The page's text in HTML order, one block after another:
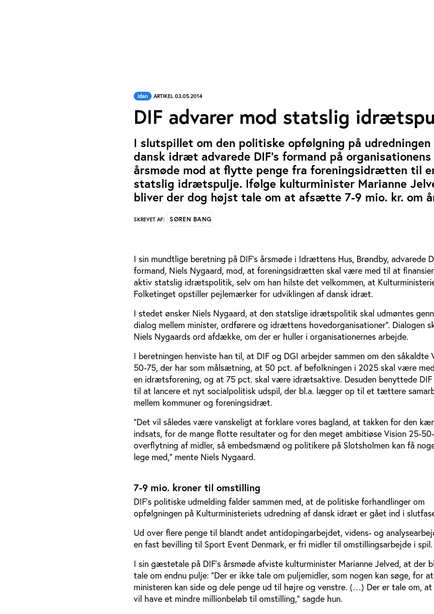
Idan ARTIKEL 03.05.2014
DIF advarer mod statslig
I slutspillet om den politiske opfølgning på
dansk idræt advarede DIF’s formand på organisationens
årsmøde mod at flytte penge fra foreningsidrætten til
statslig idrætspulje. Ifølge kulturminister Marianne
bliver der dog højst tale om at afsætte 7-9 mio. kr. om
SKREVET AF: SØREN BANG
I sin mundtlige beretning på DIF’s årsmøde i Idrættens Hus, Brøndby, advarede
formand, Niels Nygaard, mod, at foreningsidrætten skal være med til at
aktiv statslig idrætspolitik, selv om han hilste det velkommen, at
Folketinget opstiller pejlemærker for udviklingen af dansk idræt.
I stedet ønsker Niels Nygaard, at den statslige idrætspolitik skal udmøntes
dialog mellem minister, ordførere og idrættens hovedorganisationer”. Dialogen
Niels Nygaards ord afdække, om der er huller i organisationernes arbejde.
I beretningen henviste han til, at DIF og DGI arbejder sammen om den såkaldte
50-75, der har som målsætning, at 50 pct. af befolkningen i 2025 skal være
en idrætsforening, og at 75 pct. skal være idrætsaktive. Desuden benyttede
til at lancere et nyt socialpolitisk udspil, der bl.a. lægger op til et tættere
mellem kommuner og foreningsidræt.
”Det vil således være vanskeligt at forklare vores bagland, at takken for den
indsats, for de mange flotte resultater og for den meget ambitiøse Vision 25-
overflytning af midler, så embedsmænd og politikere på Slotsholmen kan få
lege med,” mente Niels Nygaard.
7-9 mio. kroner til omstilling
DIF’s politiske udmelding falder sammen med, at de politiske forhandlinger om
opfølgningen på Kulturministeriets udredning af dansk idræt er gået ind i
Ud over flere penge til blandt andet antidopingarbejdet, videns- og
en fast bevilling til Sport Event Denmark, er fri midler til omstillingsarbejde i spil.
I sin gæstetale på DIF’s årsmøde afviste kulturminister Marianne Jelved, at der
tale om endnu pulje: ”Der er ikke tale om puljemidler, som nogen kan søge, for at
ministeren kan side og dele penge ud til højre og venstre. (…) Der er tale om, at
vil have et mindre millionbeløb til omstilling,” sagde hun.